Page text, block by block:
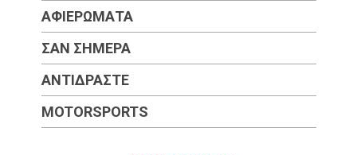
ΑΦΙΕΡΏΜΑΤΑ
ΣΑΝ ΣΉΜΕΡΑ
ΑΝΤΙΔΡΆΣΤΕ
MOTORSPORTS